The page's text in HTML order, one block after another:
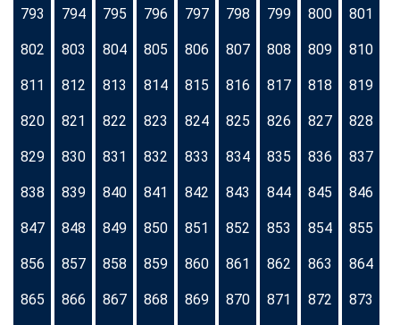
793 794 795 796 797 798 799 800 801
802 803 804 805 806 807 808 809 810
811 812 813 814 815 816 817 818 819
820 821 822 823 824 825 826 827 828
829 830 831 832 833 834 835 836 837
838 839 840 841 842 843 844 845 846
847 848 849 850 851 852 853 854 855
856 857 858 859 860 861 862 863 864
865 866 867 868 869 870 871 872 873